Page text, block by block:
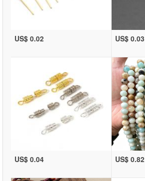
US$ 0.02 US$ 0.03
US$ 0.04 US$ 0.82